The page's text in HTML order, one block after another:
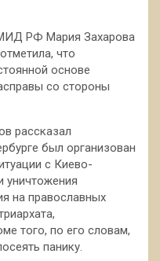
РФ Мария Захарова
что
основе
со стороны
рассказал
был организован
с Киево-
уничтожения
на православных
того, по его словам,
панику.